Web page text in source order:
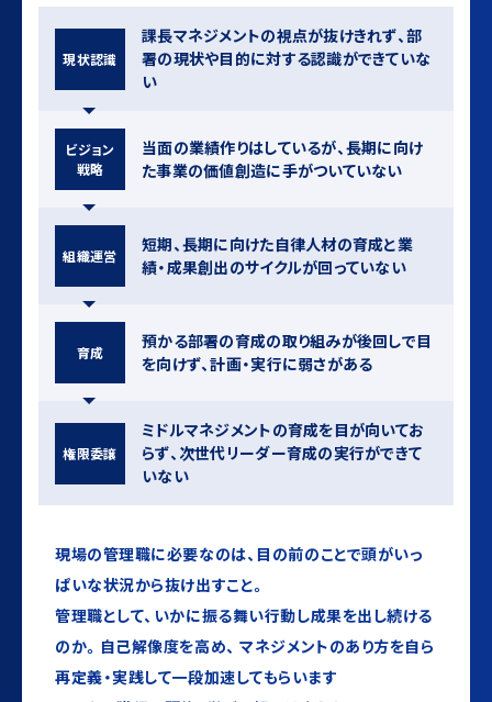
現状認識
課⻑マネジメントの視点が抜けきれず、部
署の現状や⽬的に対する認識ができていな
い
ビジョン
戦略
当⾯の業績作りはしているが、⻑期に向け
た事業の価値創造に⼿がついていない
組織運営
短期、⻑期に向けた⾃律⼈材の育成と業
績・成果創出のサイクルが回っていない
育成
預かる部署の育成の取り組みが後回しで⽬
を向けず、計画・実⾏に弱さがある
権限委譲
ミドルマネジメントの育成を⽬が向いてお
らず、次世代リーダー育成の実⾏ができて
いない
現場の管理職に必要なのは、目の前のことで頭がいっ
ぱいな状況から抜け出すこと。
管理職として、いかに振る舞い行動し成果を出し続ける
のか。自己解像度を高め、 マネジメントのあり方を自ら
再定義・実践して一段加速してもらいます